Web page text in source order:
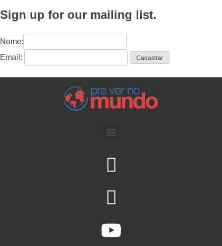
Sign up for our mailing list.
Nome:
Email: